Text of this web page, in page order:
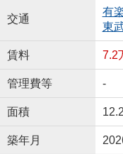
交通
有
東
賃料 7.2
管理費等 -
面積
築年月